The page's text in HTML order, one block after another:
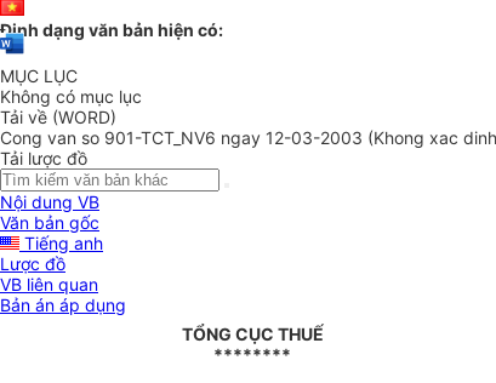
Định dạng văn bản hiện có:
MỤC LỤC
Không có mục lục
Tải về (WORD)
Cong van so 901-TCT_NV6 ngay 12-03-2003 (Khong xac
Tải lược đồ
Nội dung VB
Văn bản gốc
Tiếng anh
Lược đồ
VB liên quan
Bản án áp dụng
TỔNG CỤC THUẾ
********